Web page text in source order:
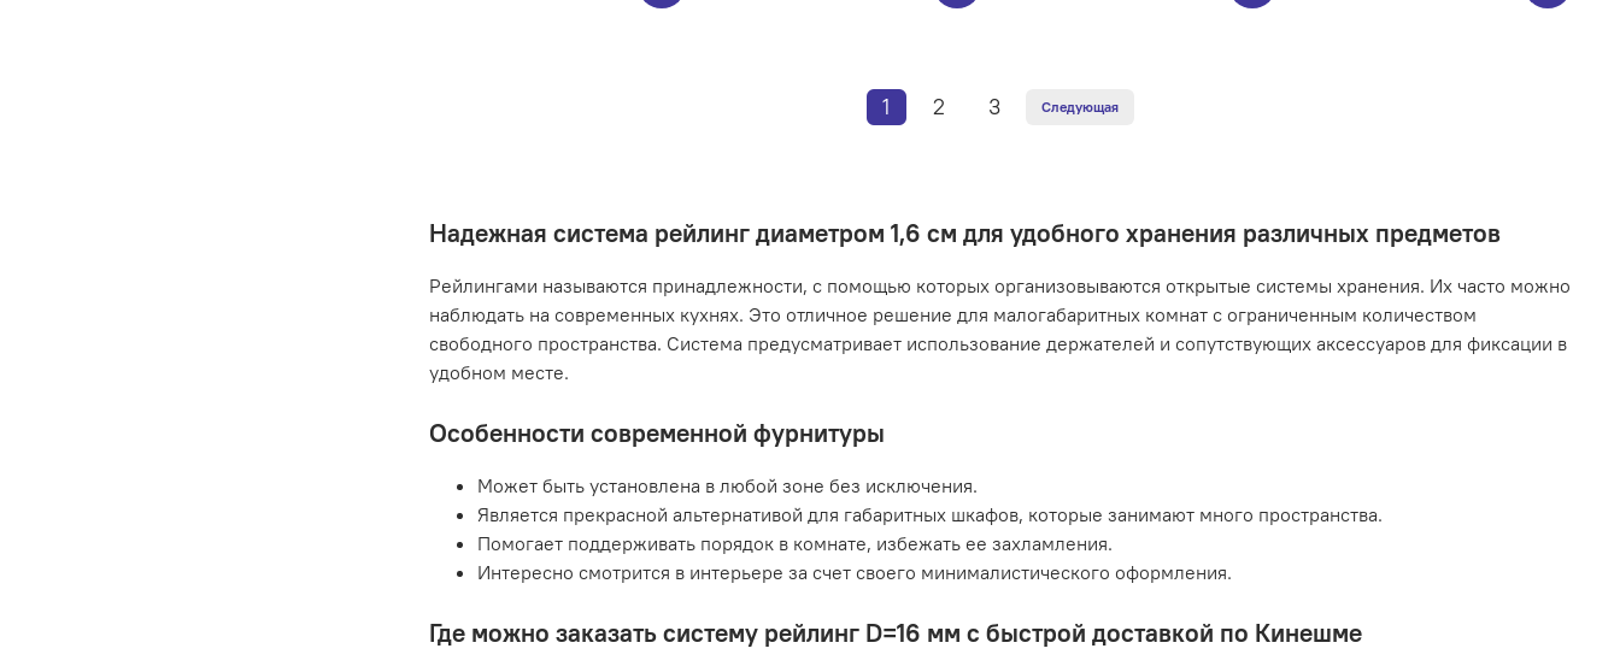
1 2 3 Следующая
Надежная система рейлинг диаметром 1,6 см для удобного хранения различных предметов
Рейлингами называются принадлежности, с помощью которых организовываются открытые системы хранения. Их часто можно
наблюдать на современных кухнях. Это отличное решение для малогабаритных комнат с ограниченным количеством
свободного пространства. Система предусматривает использование держателей и сопутствующих аксессуаров для фиксации в
удобном месте.
Особенности современной фурнитуры
Может быть установлена в любой зоне без исключения.
Является прекрасной альтернативой для габаритных шкафов, которые занимают много пространства.
Помогает поддерживать порядок в комнате, избежать ее захламления.
Интересно смотрится в интерьере за счет своего минималистического оформления.
Где можно заказать систему рейлинг D=16 мм с быстрой доставкой по Кинешме